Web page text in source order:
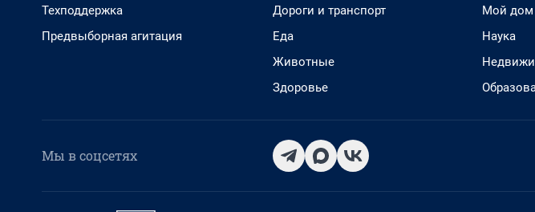
Техподдержка
Предвыборная агитация
Дороги и транспорт
Еда
Животные
Здоровье
Мой дом
Наука
Мы в соцсетях